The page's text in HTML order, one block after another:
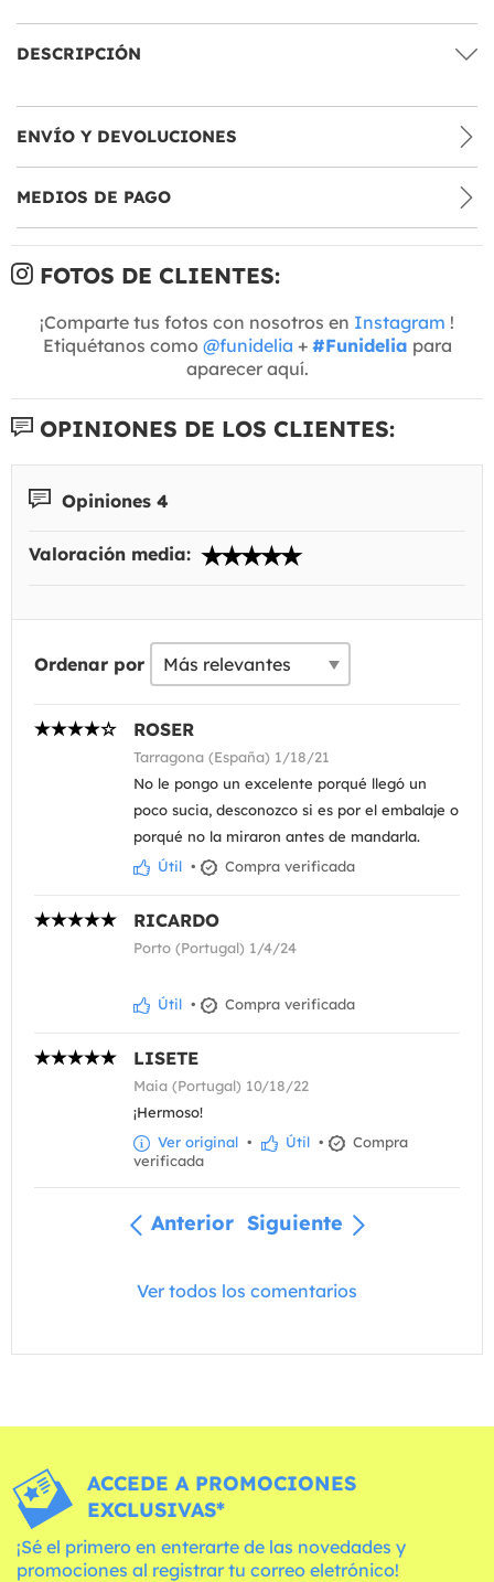
DESCRIPCIÓN
ENVÍO Y DEVOLUCIONES
MEDIOS DE PAGO
FOTOS DE CLIENTES:
¡Comparte tus fotos con nosotros en Instagram !
Etiquétanos como @funidelia + #Funidelia para
aparecer aquí.
OPINIONES DE LOS CLIENTES:
Opiniones 4
Valoración media:
Ordenar por
ROSER
Tarragona (España) 1/18/21
No le pongo un excelente porqué llegó un
poco sucia, desconozco si es por el embalaje o
porqué no la miraron antes de mandarla.
Útil • Compra verificada
RICARDO
Porto (Portugal) 1/4/24
Útil • Compra verificada
LISETE
Maia (Portugal) 10/18/22
¡Hermoso!
Ver original • Útil •
Compra
verificada
Anterior Siguiente
Ver todos los comentarios
ACCEDE A PROMOCIONES
EXCLUSIVAS*
¡Sé el primero en enterarte de las novedades y
promociones al registrar tu correo eletrónico!